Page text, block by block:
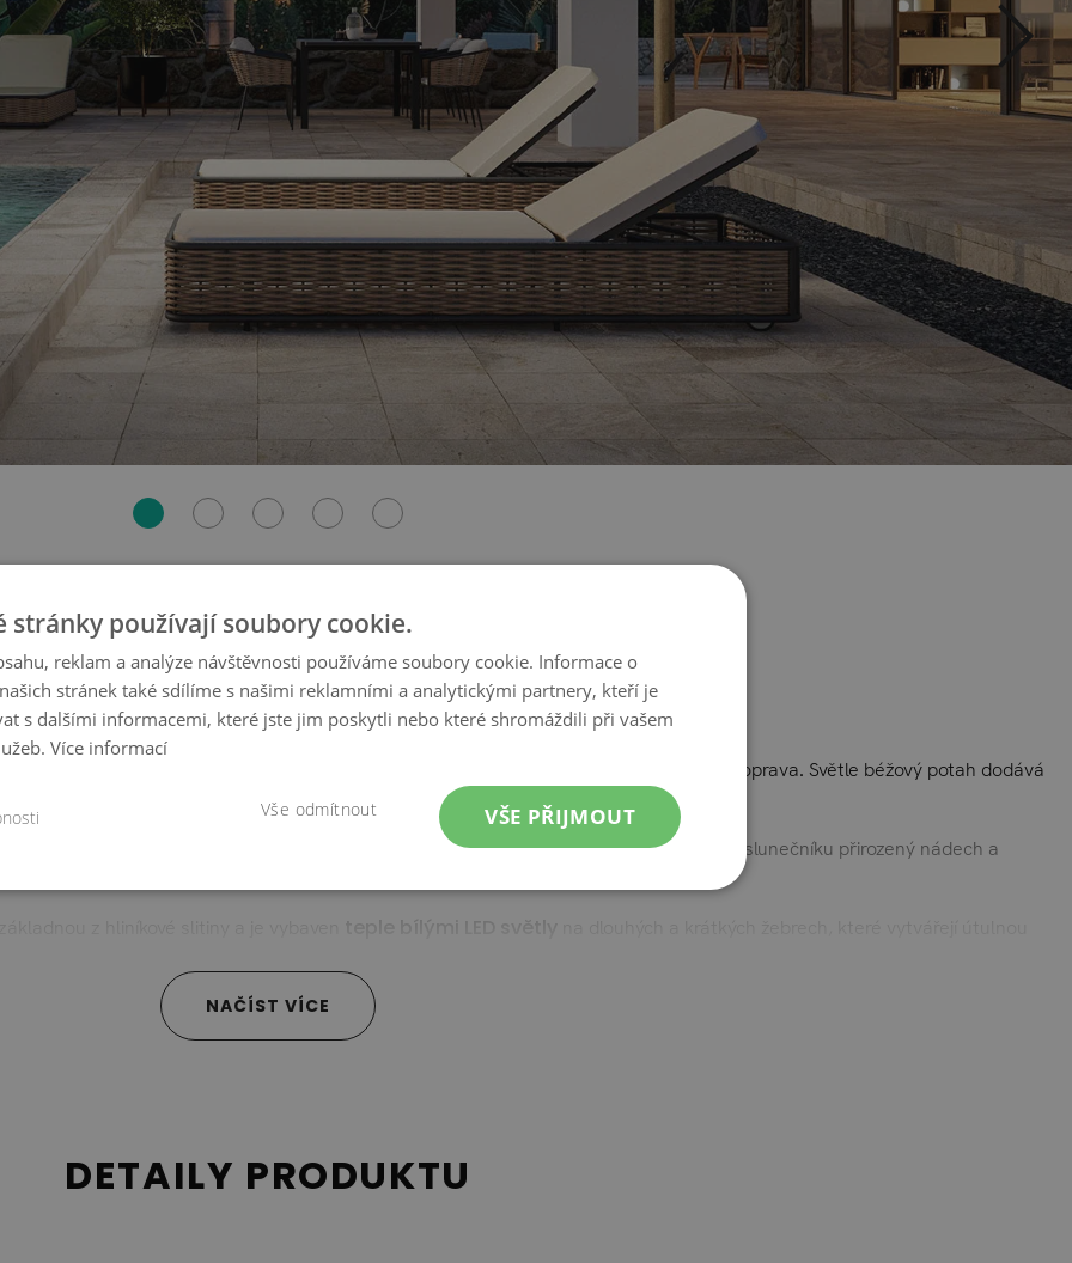
terase!
jak doleva, tak doprava. Světle béžový potah dodává
robustní stožár a osm hliníkových žeber pro maximální stabilitu. Dřevěný vzhled dodává slunečníku přirozený nádech a
maximální pohodlí a styl.
NAČÍST VÍCE
DETAILY PRODUKTU
stránky používají soubory cookie.
reklam a analýze návštěvnosti používáme soubory cookie. Informace o
stránek také sdílíme s našimi reklamními a analytickými partnery, kteří je
s dalšími informacemi, které jste jim poskytli nebo které shromáždili při vašem
Více informací
VŠE PŘIJMOUT
Vše odmítnout